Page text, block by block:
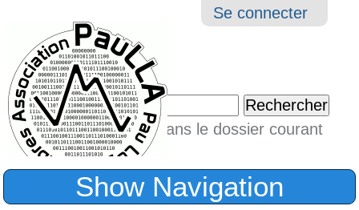
Outils
Se connecter
Chercher par
Seulement dans le dossier courant
Recherche
Show Navigation